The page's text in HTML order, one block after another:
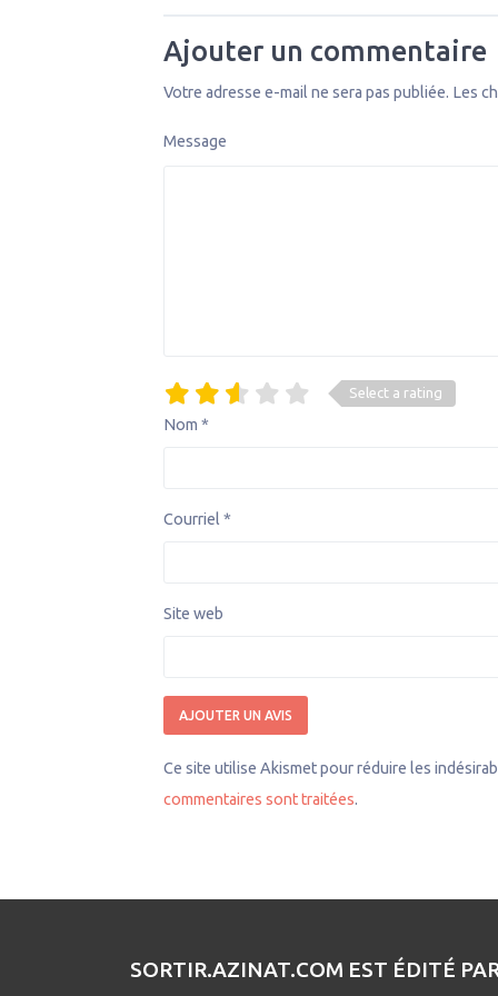
Ajouter un commentaire
Votre adresse e-mail ne sera pas publiée. Les
Message
Select a rating
Nom *
Courriel *
Site web
Ce site utilise Akismet pour réduire les
commentaires sont traitées.
SORTIR.AZINAT.COM EST ÉDITÉ